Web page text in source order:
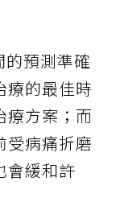
預測準確
療的最佳時
療方案；而
受病痛折磨
會緩和許